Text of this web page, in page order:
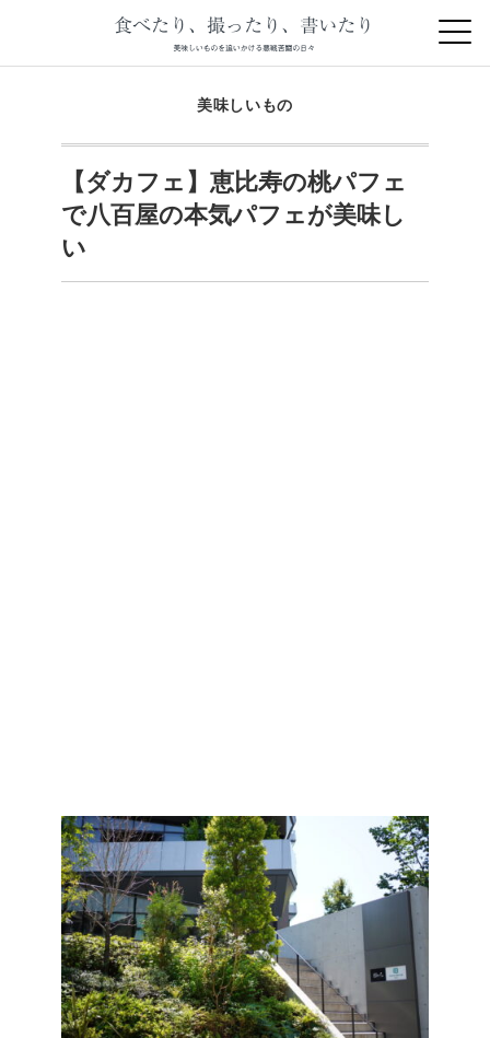
美味しいもの
【ダカフェ】恵比寿の桃パフェ
で八百屋の本気パフェが美味し
い